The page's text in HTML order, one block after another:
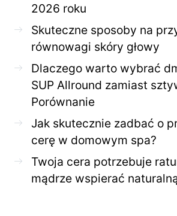
2026 roku
Skuteczne sposoby na
równowagi skóry głowy
Dlaczego warto wybrać
SUP Allround zamiast
Porównanie
Jak skutecznie zadbać o
cerę w domowym spa?
Twoja cera potrzebuje
mądrze wspierać